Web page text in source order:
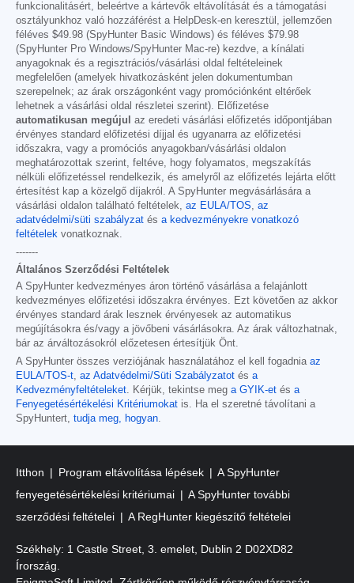
funkcionalitásért, beleértve a kártevők eltávolítását és a támogatási
osztályunkhoz való hozzáférést a HelpDesk-en keresztül, jellemzően
féléves $49.98 (SpyHunter Basic Windows) és féléves $79.98
(SpyHunter Pro Windows/SpyHunter Mac-re) kezdve, a kínálati
anyagoknak és a regisztrációs/vásárlási oldal feltételeinek
megfelelően (amelyek hivatkozásként jelen dokumentumban
szerepelnek; az árak országonként vagy promóciónként eltérőek
lehetnek a vásárlási oldal részletei szerint). Előfizetése
automatikusan megújul
az eredeti vásárlási előfizetés időpontjában
érvényes standard előfizetési díjjal és ugyanarra az előfizetési
időszakra, vagy a promóciós anyagokban/vásárlási oldalon
meghatározottak szerint, feltéve, hogy folyamatos, megszakítás
nélküli előfizetéssel rendelkezik, és amelyről az előfizetés lejárta előtt
értesítést kap a közelgő díjakról. A SpyHunter megvásárlására a
vásárlási oldalon található feltételek, az EULA/TOS, az
adatvédelmi/süti szabályzat és a kedvezményekre vonatkozó
feltételek vonatkoznak.
-------
Általános Szerződési Feltételek
A SpyHunter kedvezményes áron történő vásárlása a felajánlott
kedvezményes előfizetési időszakra érvényes. Ezt követően az akkor
érvényes standard árak lesznek érvényesek az automatikus
megújításokra és/vagy a jövőbeni vásárlásokra. Az árak változhatnak,
bár az árváltozásokról előzetesen értesítjük Önt.
A SpyHunter összes verziójának használatához el kell fogadnia az
EULA/TOS-t, az Adatvédelmi/Süti Szabályzatot és a
Kedvezményfeltételeket. Kérjük, tekintse meg a GYIK-et és a
Fenyegetésértékelési Kritériumokat is. Ha el szeretné távolítani a
SpyHuntert, tudja meg, hogyan.
Itthon Program eltávolítása lépések
A SpyHunter
fenyegetésértékelési kritériumai
A SpyHunter további
szerződési feltételei
A RegHunter kiegészítő feltételei
Székhely: 1 Castle Street, 3. emelet, Dublin 2 D02XD82
Írország.